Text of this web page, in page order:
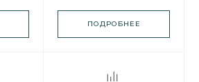
Коллаген Пептид
ПОДРОБНЕЕ